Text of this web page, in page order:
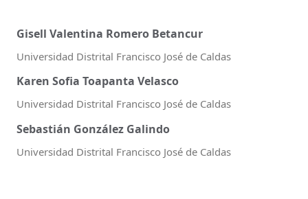
Gisell Valentina Romero Betancur
Universidad Distrital Francisco José de Caldas
Karen Sofia Toapanta Velasco
Universidad Distrital Francisco José de Caldas
Sebastián González Galindo
Universidad Distrital Francisco José de Caldas